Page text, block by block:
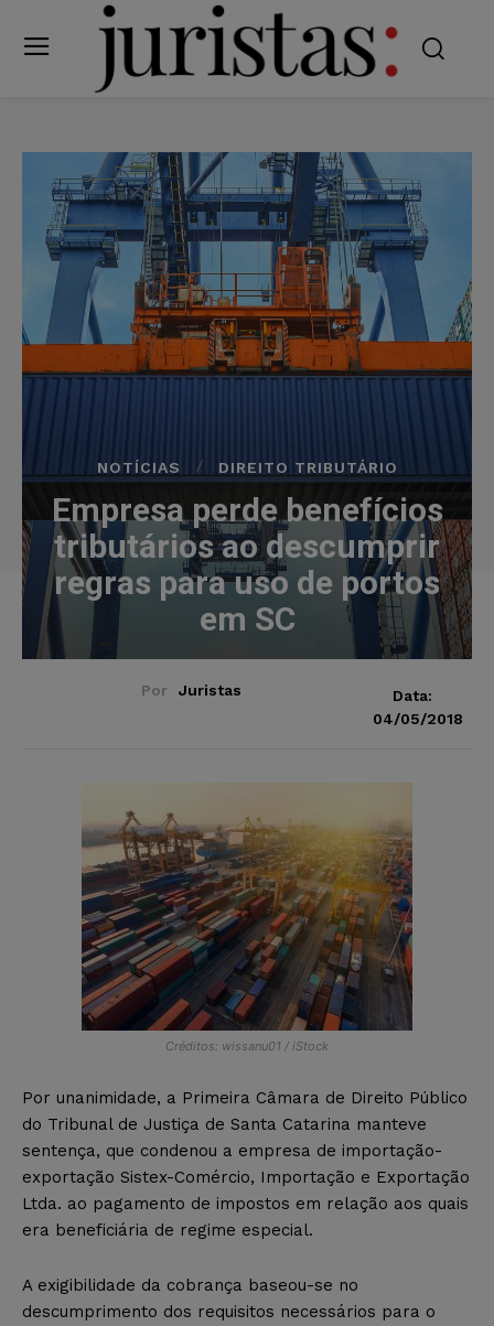
NOTÍCIAS DIREITO TRIBUTÁRIO
Empresa perde benefícios
tributários ao descumprir
regras para uso de portos
em SC
Por Juristas
Data:
04/05/2018
Créditos: wissanu01 / iStock
Por unanimidade, a Primeira Câmara de Direito Público
do Tribunal de Justiça de Santa Catarina manteve
sentença, que condenou a empresa de importação-
exportação Sistex-Comércio, Importação e Exportação
Ltda. ao pagamento de impostos em relação aos quais
era beneficiária de regime especial.
A exigibilidade da cobrança baseou-se no
descumprimento dos requisitos necessários para o